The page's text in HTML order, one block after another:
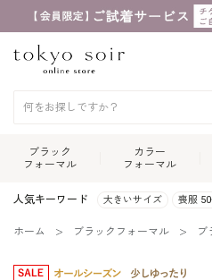
ブラック
フォーマル
カラー
フォーマル
人気キーワード 大きいサイズ 喪服
ホーム ブラックフォーマル ブ